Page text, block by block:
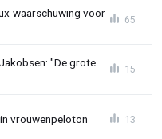
waarschuwing voor
65
"De grote
15
vrouwenpeloton 13